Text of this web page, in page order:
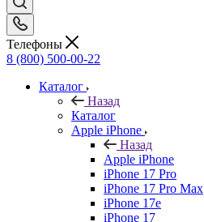
Телефоны
8 (800) 500-00-22
Каталог
Назад
Каталог
Apple iPhone
Назад
Apple iPhone
iPhone 17 Pro
iPhone 17 Pro Max
iPhone 17e
iPhone 17